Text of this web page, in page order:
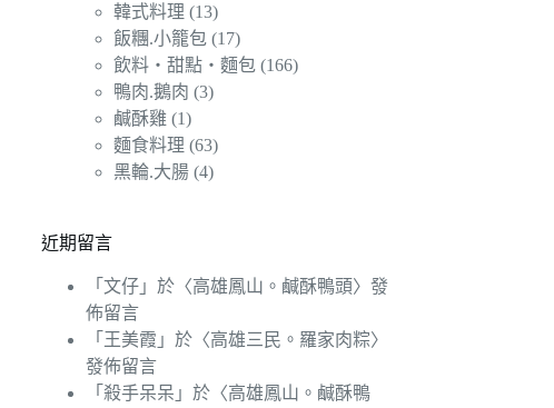
韓式料理 (13)
飯糰.小籠包 (17)
飲料‧甜點‧麵包 (166)
鴨肉.鵝肉 (3)
鹹酥雞 (1)
麵食料理 (63)
黑輪.大腸 (4)
近期留言
「文仔 」於〈高雄鳳山。鹹酥鴨頭〉發
佈留言
「 王美霞 」於〈高雄三民。羅家肉粽〉
發佈留言
「殺手呆呆 」於〈高雄鳳山。鹹酥鴨